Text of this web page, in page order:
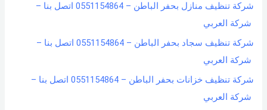
شركة تنظيف منازل بحفر الباطن – 0551154864 اتصل بنا –
شركة العربي
شركة تنظيف سجاد بحفر الباطن – 0551154864 اتصل بنا –
شركة العربي
شركة تنظيف خزانات بحفر الباطن – 0551154864 اتصل بنا –
شركة العربي